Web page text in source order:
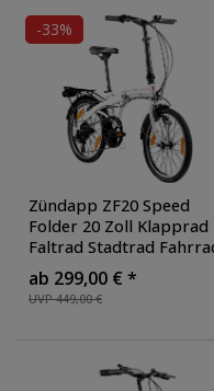
-33%
Zündapp ZF20 Speed
Folder 20 Zoll Klapprad
Faltrad Stadtrad
faltbar Klappfahrrad
StVZO, Farbe: weiß
UVP 449,00 €
ab 299,00 € *